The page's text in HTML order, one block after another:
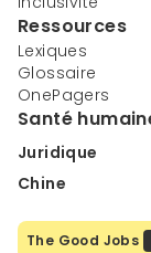
Ressources
Lexiques
Glossaire
OnePagers
Santé
Juridique
Chine
The Good Jobs